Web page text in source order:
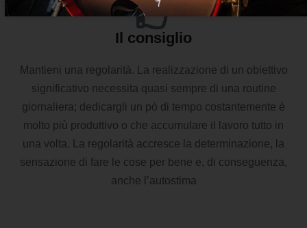
Il consiglio
Mantieni una regolarità. La realizzazione di un obiettivo
significativo necessita quasi sempre di una routine
giornaliera; dedicargli un pò di tempo costantemente è
molto più produttivo o che accumulare il lavoro tutto in
una volta. La regolarità accresce la determinazione, la
sensazione di fare le cose per bene e, di conseguenza,
anche l’autostima